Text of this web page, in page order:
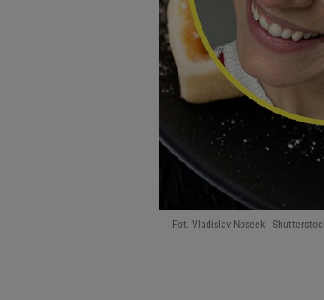
Fot. Vladislav Noseek -